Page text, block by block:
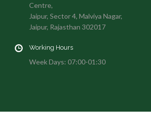
Centre,
Jaipur, Sector 4, Malviya Nagar,
Jaipur, Rajasthan 302017
Working Hours
Week Days: 07:00-01:30